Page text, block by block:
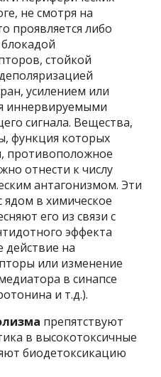
не смотря на
проявляется либо
стойкой
усилением или
иннервируемыми
сигнала. Вещества,
функция которых
противоположное
отнести к числу
антагонизмом. Эти
ядом в химическое
его из связи с
эффекта
действие на
или изменение
в синапсе
и т.д.).
препятствуют
в высокотоксичные
биодетоксикацию